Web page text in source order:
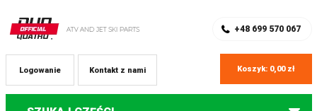
+48 699 570 067
Kontakt z nami
Logowanie Koszyk: 0,00 zł